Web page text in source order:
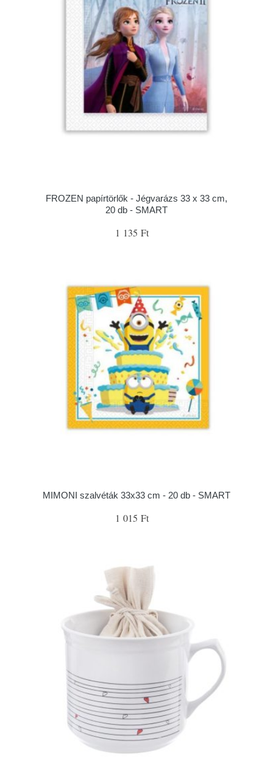
FROZEN papírtörlők - Jégvarázs 33 x 33 cm,
20 db - SMART
1 135 Ft
MIMONI szalvéták 33x33 cm - 20 db - SMART
1 015 Ft